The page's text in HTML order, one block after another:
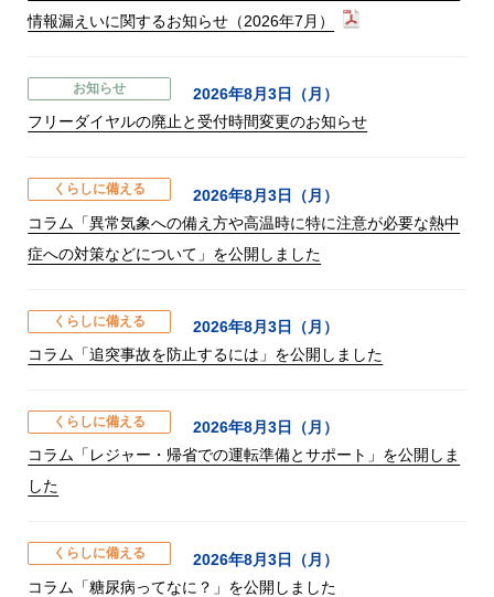
情報漏えいに関するお知らせ（2026年7月）
お知らせ
2026年8月3日（月）
フリーダイヤルの廃止と受付時間変更のお知らせ
くらしに備える
2026年8月3日（月）
コラム「異常気象への備え方や高温時に特に注意が必要な熱中
症への対策などについて」を公開しました
くらしに備える
2026年8月3日（月）
コラム「追突事故を防止するには」を公開しました
くらしに備える
2026年8月3日（月）
コラム「レジャー・帰省での運転準備とサポート」を公開しま
した
くらしに備える
2026年8月3日（月）
コラム「糖尿病ってなに？」を公開しました